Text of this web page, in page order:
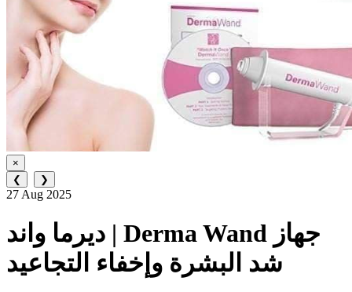
×
❮
❯
27 Aug 2025
ديرما واند | Derma Wand جهاز
شد البشرة وإخفاء التجاعيد